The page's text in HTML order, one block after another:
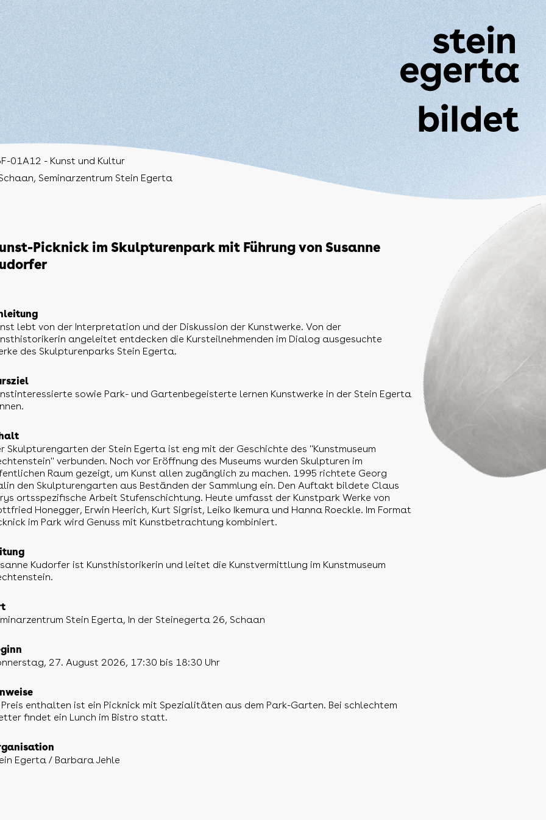
01A12 - Kunst und Kultur
Seminarzentrum Stein Egerta
Picknick im Skulpturenpark mit Führung von Susanne
lebt von der Interpretation und der Diskussion der Kunstwerke. Von der
angeleitet entdecken die Kursteilnehmenden im Dialog ausgesuchte
des Skulpturenparks Stein Egerta.
sowie Park- und Gartenbegeisterte lernen Kunstwerke in der Stein Egerta
Skulpturengarten der Stein Egerta ist eng mit der Geschichte des "Kunstmuseum
verbunden. Noch vor Eröffnung des Museums wurden Skulpturen im
Raum gezeigt, um Kunst allen zugänglich zu machen. 1995 richtete Georg
den Skulpturengarten aus Beständen der Sammlung ein. Den Auftakt bildete Claus
ortsspezifische Arbeit Stufenschichtung. Heute umfasst der Kunstpark Werke von
Honegger, Erwin Heerich, Kurt Sigrist, Leiko Ikemura und Hanna Roeckle. Im Format
im Park wird Genuss mit Kunstbetrachtung kombiniert.
Kudorfer ist Kunsthistorikerin und leitet die Kunstvermittlung im Kunstmuseum
Stein Egerta, In der Steinegerta 26, Schaan
27. August 2026, 17:30 bis 18:30 Uhr
Preis enthalten ist ein Picknick mit Spezialitäten aus dem Park-Garten. Bei schlechtem
findet ein Lunch im Bistro statt.
Egerta / Barbara Jehle